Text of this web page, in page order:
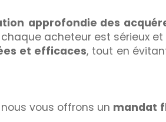
approfondie des
acheteur est sérieux et
et efficaces, tout en
vous offrons un mandat